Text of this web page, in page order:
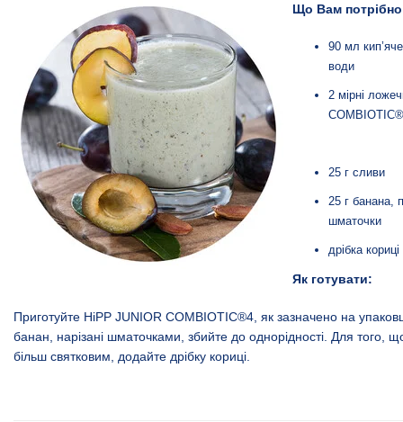
Що Вам
90 мл
води
2 мірні
25 г сливи
25 г банана,
шматочки
дрібка кориці
Як готувати:
Приготуйте HiPP JUNIOR COMBIOTIC®4 , як зазначено на
банан, нарізані шматочками, збийте до однорідності. Для того,
більш святковим, додайте дрібку кориці.